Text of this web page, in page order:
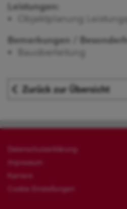
Leistungen:
Objektplanung
Bemerkungen /
Bauoberleitung
Zurück zur Übersicht
Datenschutzerklärung
Impressum
Karriere
Cookie Einstellungen